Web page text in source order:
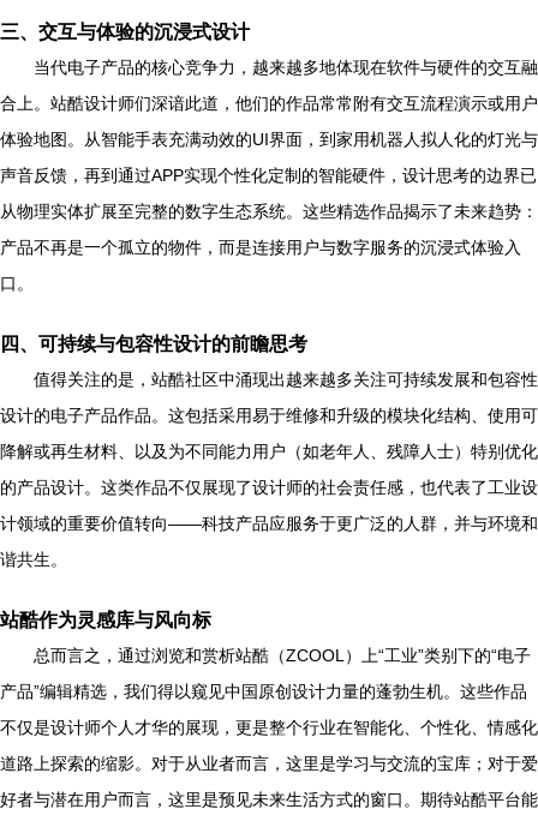
三、交互与体验的沉浸式设计
当代电子产品的核心竞争力，越来越多地体现在软件与硬件的交互融
合上。站酷设计师们深谙此道，他们的作品常常附有交互流程演示或用户
体验地图。从智能手表充满动效的UI界面，到家用机器人拟人化的灯光与
声音反馈，再到通过APP实现个性化定制的智能硬件，设计思考的边界已
从物理实体扩展至完整的数字生态系统。这些精选作品揭示了未来趋势：
产品不再是一个孤立的物件，而是连接用户与数字服务的沉浸式体验入
口。
四、可持续与包容性设计的前瞻思考
值得关注的是，站酷社区中涌现出越来越多关注可持续发展和包容性
设计的电子产品作品。这包括采用易于维修和升级的模块化结构、使用可
降解或再生材料、以及为不同能力用户（如老年人、残障人士）特别优化
的产品设计。这类作品不仅展现了设计师的社会责任感，也代表了工业设
计领域的重要价值转向——科技产品应服务于更广泛的人群，并与环境和
谐共生。
站酷作为灵感库与风向标
总而言之，通过浏览和赏析站酷（ZCOOL）上“工业”类别下的“电子
产品”编辑精选，我们得以窥见中国原创设计力量的蓬勃生机。这些作品
不仅是设计师个人才华的展现，更是整个行业在智能化、个性化、情感化
道路上探索的缩影。对于从业者而言，这里是学习与交流的宝库；对于爱
好者与潜在用户而言，这里是预见未来生活方式的窗口。期待站酷平台能